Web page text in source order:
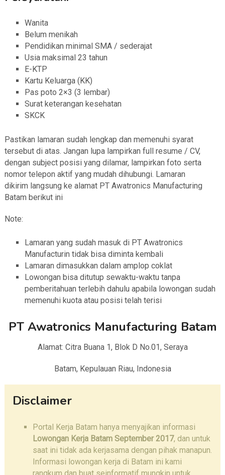
Wanita
Belum menikah
Pendidikan minimal SMA / sederajat
Usia maksimal 23 tahun
E-KTP
Kartu Keluarga (KK)
Pas poto 2×3 (3 lembar)
Surat keterangan kesehatan
SKCK
Pastikan lamaran sudah lengkap dan memenuhi syarat
tersebut di atas. Jangan lupa lampirkan full resume / CV,
dengan subject posisi yang dilamar, lampirkan foto serta
nomor telepon aktif yang mudah dihubungi. Lamaran
dikirim langsung ke alamat PT Awatronics Manufacturing
Batam berikut ini
Note:
Lamaran yang sudah masuk di PT Awatronics
Manufacturin tidak bisa diminta kembali
Lamaran dimasukkan dalam amplop coklat
Lowongan bisa ditutup sewaktu-waktu tanpa
pemberitahuan terlebih dahulu apabila lowongan sudah
memenuhi kuota atau posisi telah terisi
PT Awatronics Manufacturing Batam
Alamat: Citra Buana 1, Blok D No.01, Seraya
Batam, Kepulauan Riau, Indonesia
Disclaimer
Portal Kerja Batam hanya menyajikan informasi
Lowongan Kerja Batam September 2017, dan untuk
saat ini tidak ada kerjasama dengan pihak manapun.
Informasi lowongan kerja di Batam ini kami